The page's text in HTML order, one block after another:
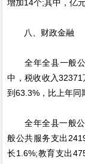
增加14个;其中，亿
八、财政金融
全年全县一般公
中，税收收入
到63.3%，比上年同
全年全县一般公
般公共服务支出
长1.6%;教育支出